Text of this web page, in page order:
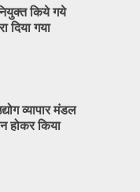
किये गये
दिया गया
व्यापार मंडल
होकर किया